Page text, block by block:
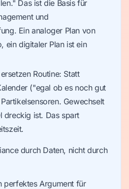
Das ist die Basis für
und
Ein analoger Plan von
ein digitaler Plan ist ein
Routine: Statt
("egal ob es noch gut
Gewechselt
dreckig ist. Das spart
durch Daten, nicht durch
perfektes Argument für